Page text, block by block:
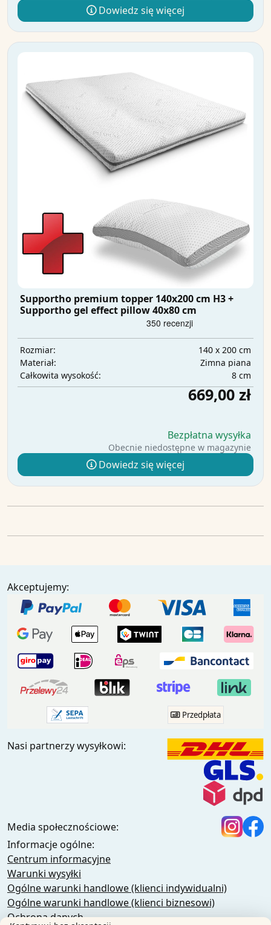
Dowiedz się więcej
Supportho premium topper 140x200 cm H3 +
Supportho gel effect pillow 40x80 cm
Rozmiar:
140 x 200 cm
Materiał:
Zimna piana
Całkowita wysokość:
8 cm
669,00 zł
Bezpłatna wysyłka
Obecnie niedostępne w magazynie
Dowiedz się więcej
Akceptujemy:
Przedpłata
Nasi partnerzy wysyłkowi:
Media społecznościowe:
Informacje ogólne:
Centrum informacyjne
Warunki wysyłki
Ogólne warunki handlowe (klienci indywidualni)
Ogólne warunki handlowe (klienci biznesowi)
Ochrona danych